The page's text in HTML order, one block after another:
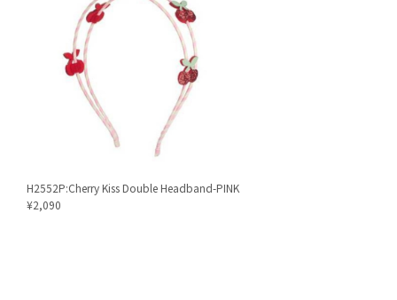
H2552P:Cherry Kiss Double Headband-PINK
¥2,090